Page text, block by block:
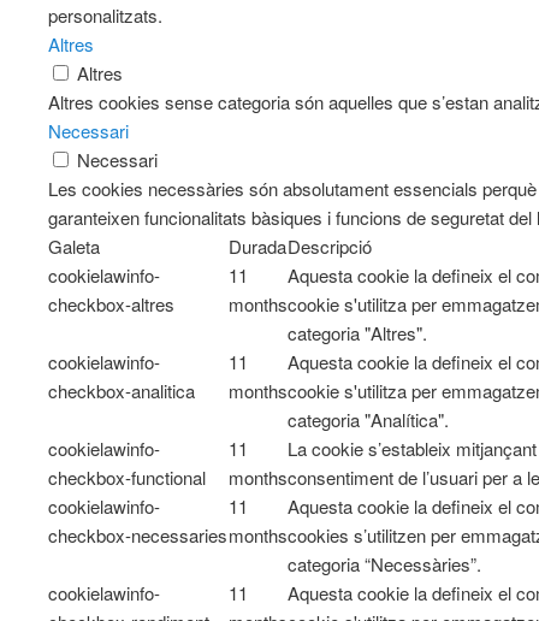
personalitzats.
Altres
Altres
Altres cookies sense categoria són aquelles que s’estan
Necessari
Necessari
Les cookies necessàries són absolutament essencials
garanteixen funcionalitats bàsiques i funcions de seguretat
Galeta
DuradaDescripció
cookielawinfo-
checkbox-altres
11
months
Aquesta cookie la defineix el
cookie s'utilitza per
categoria "Altres".
cookielawinfo-
checkbox-analitica
11
months
Aquesta cookie la defineix el
cookie s'utilitza per
categoria "Analítica".
cookielawinfo-
checkbox-functional
11
months
La cookie s’estableix
consentiment de l’usuari per a
cookielawinfo-
checkbox-necessaries
11
months
Aquesta cookie la defineix el
cookies s’utilitzen per
categoria “Necessàries”.
cookielawinfo-
11
Aquesta cookie la defineix el